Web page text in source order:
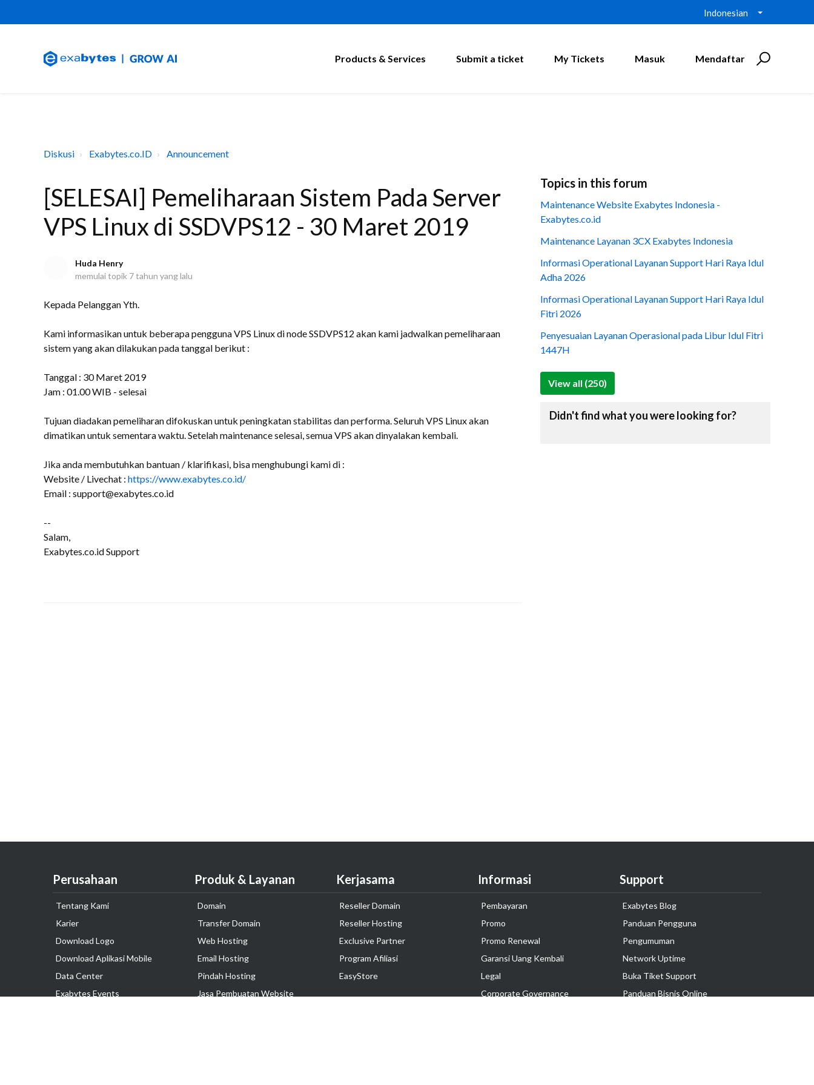
Indonesian
Products & Services Submit a ticket My Tickets Masuk Mendaftar
Diskusi Exabytes.co.ID Announcement
[SELESAI] Pemeliharaan Sistem Pada Server
VPS Linux di SSDVPS12 - 30 Maret 2019
Huda Henry
memulai topik 7 tahun yang lalu
Kepada Pelanggan Yth.
Kami informasikan untuk beberapa pengguna VPS Linux di node SSDVPS12 akan kami jadwalkan pemeliharaan
sistem yang akan dilakukan pada tanggal berikut :
Tanggal : 30 Maret 2019
Jam : 01.00 WIB - selesai
Tujuan diadakan pemeliharan difokuskan untuk peningkatan stabilitas dan performa. Seluruh VPS Linux akan
dimatikan untuk sementara waktu. Setelah maintenance selesai, semua VPS akan dinyalakan kembali.
Jika anda membutuhkan bantuan / klarifikasi, bisa menghubungi kami di :
Website / Livechat : https://www.exabytes.co.id/
Email : support@exabytes.co.id
--
Salam,
Exabytes.co.id Support
Topics in this forum
Maintenance Website Exabytes Indonesia -
Exabytes.co.id
Maintenance Layanan 3CX Exabytes Indonesia
Informasi Operational Layanan Support Hari Raya Idul
Adha 2026
Informasi Operational Layanan Support Hari Raya Idul
Fitri 2026
Penyesuaian Layanan Operasional pada Libur Idul Fitri
1447H
View all (250)
Didn't find what you were looking for?
Perusahaan
Tentang Kami
Karier
Download Logo
Download Aplikasi Mobile
Data Center
Exabytes Events
Produk & Layanan
Domain
Transfer Domain
Web Hosting
Email Hosting
Pindah Hosting
Jasa Pembuatan Website
Kerjasama
Reseller Domain
Reseller Hosting
Exclusive Partner
Program Afiliasi
EasyStore
Informasi
Pembayaran
Promo
Promo Renewal
Garansi Uang Kembali
Legal
Corporate Governance
Support
Exabytes Blog
Panduan Pengguna
Pengumuman
Network Uptime
Buka Tiket Support
Panduan Bisnis Online